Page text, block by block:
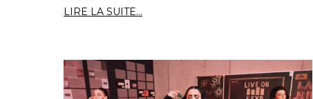
LIRE LA SUITE...